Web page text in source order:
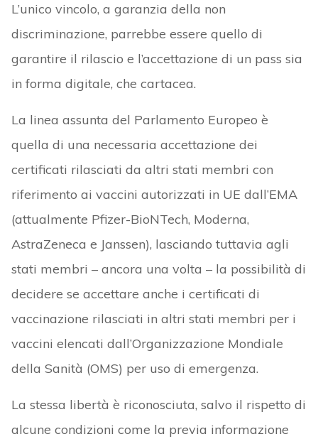
L’unico vincolo, a garanzia della non
discriminazione, parrebbe essere quello di
garantire il rilascio e l’accettazione di un pass sia
in forma digitale, che cartacea.
La linea assunta del Parlamento Europeo è
quella di una necessaria accettazione dei
certificati rilasciati da altri stati membri con
riferimento ai vaccini autorizzati in UE dall’EMA
(attualmente Pfizer-BioNTech, Moderna,
AstraZeneca e Janssen), lasciando tuttavia agli
stati membri – ancora una volta – la possibilità di
decidere se accettare anche i certificati di
vaccinazione rilasciati in altri stati membri per i
vaccini elencati dall’Organizzazione Mondiale
della Sanità (OMS) per uso di emergenza.
La stessa libertà è riconosciuta, salvo il rispetto di
alcune condizioni come la previa informazione